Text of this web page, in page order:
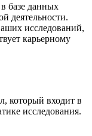
базе данных
деятельности.
исследований,
карьерному
который входит в
исследования.